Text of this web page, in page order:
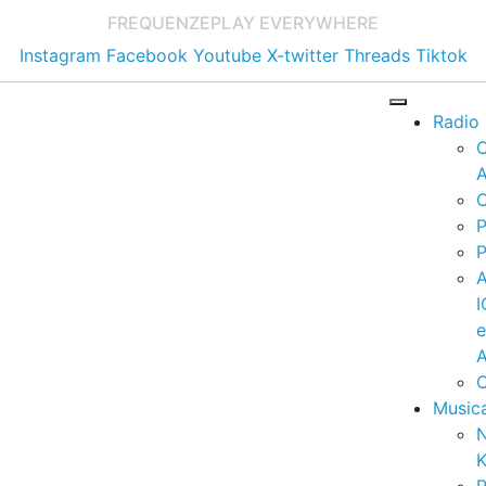
FREQUENZEPLAY EVERYWHERE
Instagram Facebook Youtube X-twitter Threads Tiktok
Radio
e